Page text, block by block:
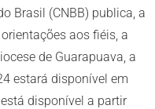
Brasil (CNBB) publica, a
aos fiéis, a
de Guarapuava, a
estará disponível em
disponível a partir